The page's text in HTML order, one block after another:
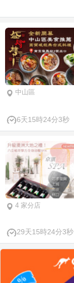
中山區
6天15時24分2秒
4 家分店
29天15時24分2秒